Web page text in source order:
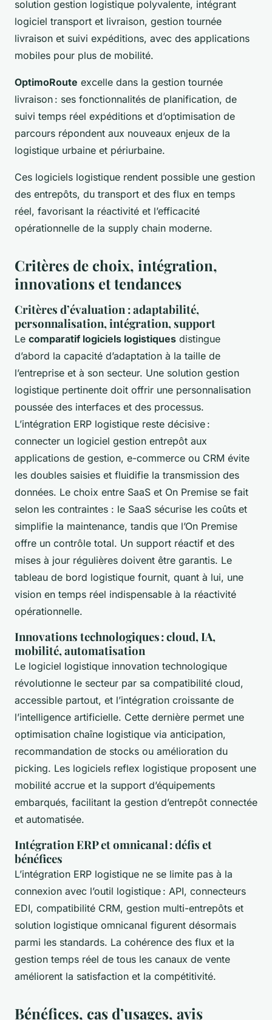
solution gestion logistique polyvalente, intégrant
logiciel transport et livraison, gestion tournée
livraison et suivi expéditions, avec des applications
mobiles pour plus de mobilité.
OptimoRoute excelle dans la gestion tournée
livraison : ses fonctionnalités de planification, de
suivi temps réel expéditions et d’optimisation de
parcours répondent aux nouveaux enjeux de la
logistique urbaine et périurbaine.
Ces logiciels logistique rendent possible une gestion
des entrepôts, du transport et des flux en temps
réel, favorisant la réactivité et l’efficacité
opérationnelle de la supply chain moderne.
Critères de choix, intégration,
innovations et tendances
Critères d’évaluation : adaptabilité,
personnalisation, intégration, support
Le comparatif logiciels logistiques distingue
d’abord la capacité d’adaptation à la taille de
l’entreprise et à son secteur. Une solution gestion
logistique pertinente doit offrir une personnalisation
poussée des interfaces et des processus.
L’intégration ERP logistique reste décisive :
connecter un logiciel gestion entrepôt aux
applications de gestion, e-commerce ou CRM évite
les doubles saisies et fluidifie la transmission des
données. Le choix entre SaaS et On Premise se fait
selon les contraintes : le SaaS sécurise les coûts et
simplifie la maintenance, tandis que l’On Premise
offre un contrôle total. Un support réactif et des
mises à jour régulières doivent être garantis. Le
tableau de bord logistique fournit, quant à lui, une
vision en temps réel indispensable à la réactivité
opérationnelle.
Innovations technologiques : cloud, IA,
mobilité, automatisation
Le logiciel logistique innovation technologique
révolutionne le secteur par sa compatibilité cloud,
accessible partout, et l’intégration croissante de
l’intelligence artificielle. Cette dernière permet une
optimisation chaîne logistique via anticipation,
recommandation de stocks ou amélioration du
picking. Les logiciels reflex logistique proposent une
mobilité accrue et la support d’équipements
embarqués, facilitant la gestion d’entrepôt connectée
et automatisée.
Intégration ERP et omnicanal : défis et
bénéfices
L’intégration ERP logistique ne se limite pas à la
connexion avec l’outil logistique : API, connecteurs
EDI, compatibilité CRM, gestion multi-entrepôts et
solution logistique omnicanal figurent désormais
parmi les standards. La cohérence des flux et la
gestion temps réel de tous les canaux de vente
améliorent la satisfaction et la compétitivité.
Bénéfices, cas d’usages, avis